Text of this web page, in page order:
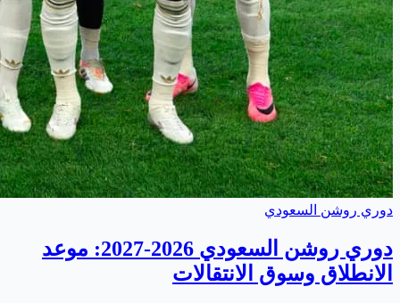
دوري روشن السعودي
دوري روشن السعودي 2026-2027: موعد
الانطلاق وسوق الانتقالات